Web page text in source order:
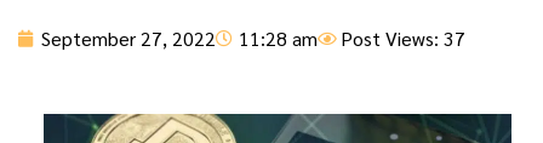
September 27, 2022 11:28 am Post Views: 37